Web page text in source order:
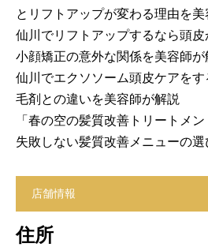
とリフトアップが変わる理由を美
仙川でリフトアップするなら頭
小顔矯正の意外な関係を美容師が
仙川でエクソソーム頭皮ケアを
毛剤との違いを美容師が解説
「春の空の髪質改善トリートメ
失敗しない髪質改善メニューの選
店舗情報
住所